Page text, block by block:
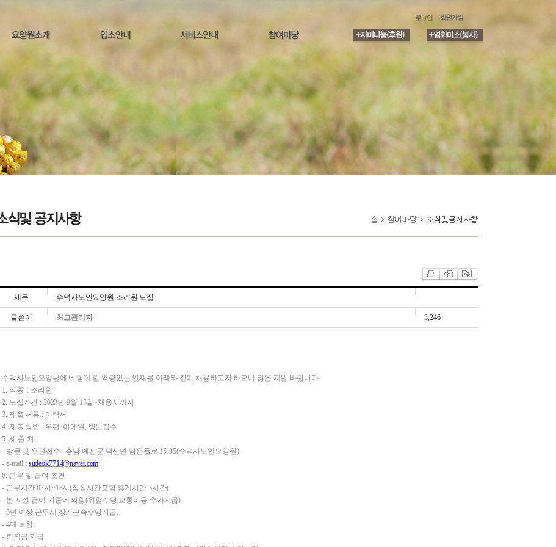
제목 수덕사노인요양원 조리원 모집
글쓴이 최고관리자 3,246
수덕사노인요양원에서 함께 할 역량있는 인재를 아래와 같이 채용하고자 하오니 많은 지원 바랍니다.
1. 직종 : 조리원
2. 모집기간 : 2023년 9월 15일~채용시까지
3. 제출 서류 : 이력서
4. 제출 방법 : 우편, 이메일, 방문접수
5. 제 출 처 :
- 방문 및 우편접수 : 충남 예산군 덕산면 남은들로 15-35(수덕사노인요양원)
- e-mail : sudeok7714@naver.com
6. 근무 및 급여 조건
- 근무시간 07시~18시(점심시간포함 휴게시간 3시간)
- 본 시설 급여 기준에 의함(위험수당,교통비등 추가지급)
- 3년 이상 근무시 장기근속수당지급.
- 4대 보험.
- 퇴직금 지급